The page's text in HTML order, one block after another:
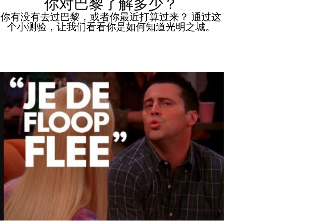
你对巴黎了解多少？
你有没有去过巴黎，或者你最近打算过来？ 通过这
个小测验，让我们看看你是如何知道光明之城。